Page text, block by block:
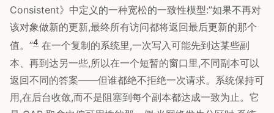
Consistent》中定义的一种宽松的一致性模型:”如果不再对
该对象做新的更新,最终所有访问都将返回最后更新的那个
值。”4 在一个复制的系统里,一次写入可能先到达某些副
本、再到达另一些,所以在一个短暂的窗口里,不同副本可以
返回不同的答案——但谁都绝不拒绝一次请求。系统保持可
用,在后台收敛,而不是阻塞到每个副本都达成一致为止。它